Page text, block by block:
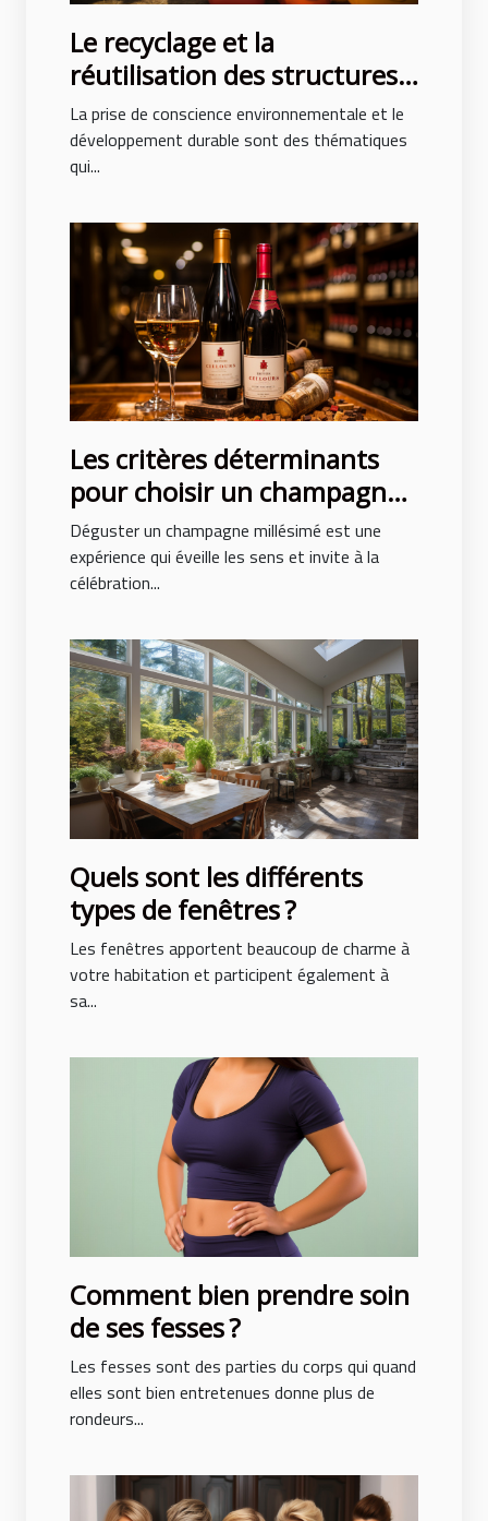
Le recyclage et la
réutilisation des structures
gonflables après des
événements
La prise de conscience environnementale et le
développement durable sont des thématiques
qui...
Les critères déterminants
pour choisir un champagne
millésimé de qualité
Déguster un champagne millésimé est une
expérience qui éveille les sens et invite à la
célébration...
Quels sont les différents
types de fenêtres ?
Les fenêtres apportent beaucoup de charme à
votre habitation et participent également à
sa...
Comment bien prendre soin
de ses fesses ?
Les fesses sont des parties du corps qui quand
elles sont bien entretenues donne plus de
rondeurs...